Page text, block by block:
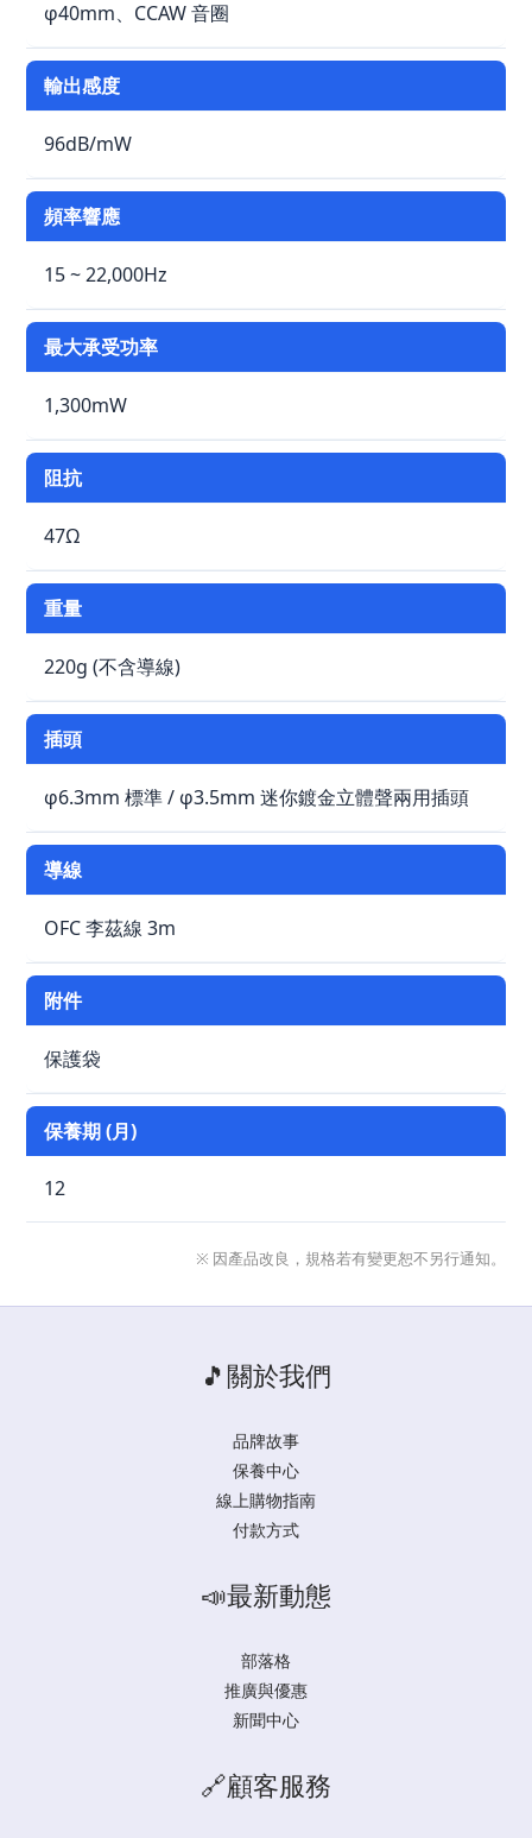
φ40mm、CCAW 音圈
輸出感度
96dB/mW
頻率響應
15 ~ 22,000Hz
最大承受功率
1,300mW
阻抗
47Ω
重量
220g (不含導線)
插頭
φ6.3mm 標準 / φ3.5mm 迷你鍍金立體聲兩用插頭
導線
OFC 李茲線 3m
附件
保護袋
保養期 (月)
12
※ 因產品改良，規格若有變更恕不另行通知。
🎵關於我們
品牌故事
保養中心
線上購物指南
付款方式
📣最新動態
部落格
推廣與優惠
新聞中心
🔗顧客服務